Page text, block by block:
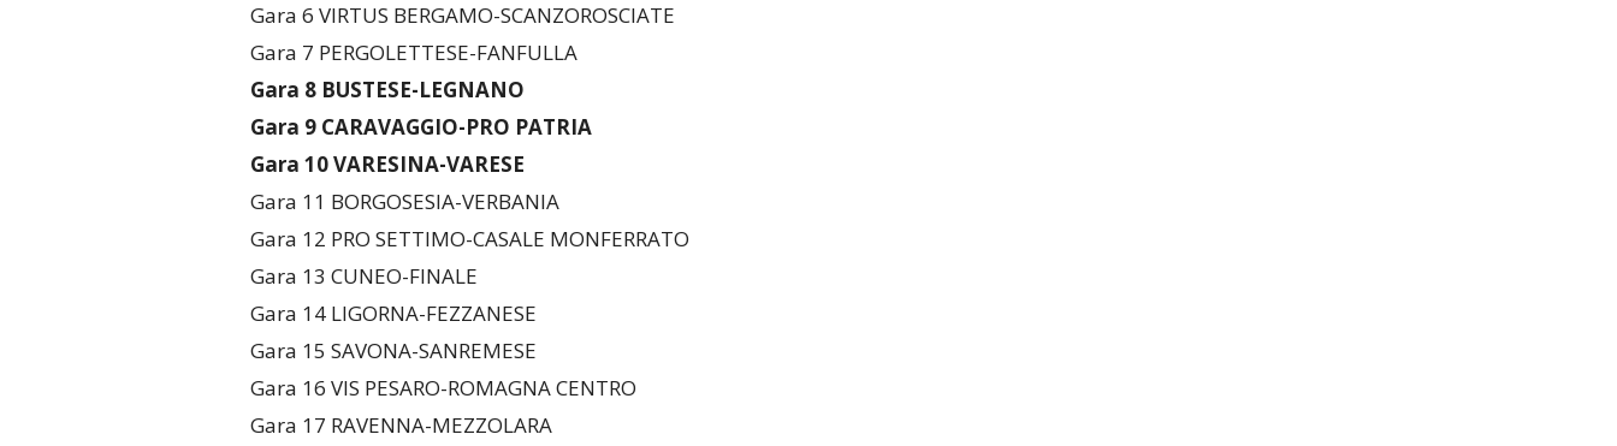
Gara 6 VIRTUS BERGAMO-SCANZOROSCIATE
Gara 7 PERGOLETTESE-FANFULLA
Gara 8 BUSTESE-LEGNANO
Gara 9 CARAVAGGIO-PRO PATRIA
Gara 10 VARESINA-VARESE
Gara 11 BORGOSESIA-VERBANIA
Gara 12 PRO SETTIMO-CASALE MONFERRATO
Gara 13 CUNEO-FINALE
Gara 14 LIGORNA-FEZZANESE
Gara 15 SAVONA-SANREMESE
Gara 16 VIS PESARO-ROMAGNA CENTRO
Gara 17 RAVENNA-MEZZOLARA